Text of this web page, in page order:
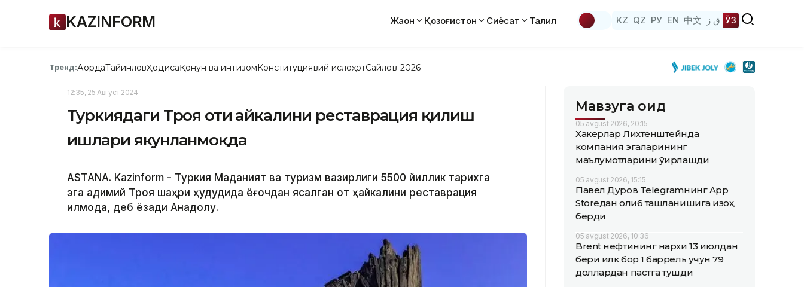
KAZINFORM Жаҳон Қозоғистон Сиёсат Таҳлил KZ QZ РУ EN 中文 ق ز ЎЗ
Тренд:АқордаТайинловҲодисаҚонун ва интизомКонституциявий ислоҳотСайлов-2026
12:35, 25 Август 2024
Туркиядаги Троя оти ҳайкалини реставрация қилиш
ишлари якунланмоқда
ASTANA. Kazinform - Туркия Маданият ва туризм вазирлиги 5500 йиллик тарихга
эга қадимий Троя шаҳри ҳудудида ёғочдан ясалган от ҳайкалини реставрация
қилмоқда, деб ёзади Анадолу.
Мавзуга оид
05 avgust 2026, 20:15
Хакерлар Лихтенштейнда
компания эгаларининг
маълумотларини ўғирлашди
05 avgust 2026, 15:15
Павел Дуров Telegramнинг App
Storeдан олиб ташланишига изоҳ
берди
05 avgust 2026, 10:36
Brent нефтининг нархи 13 июлдан
бери илк бор 1 баррель учун 79
доллардан пастга тушди